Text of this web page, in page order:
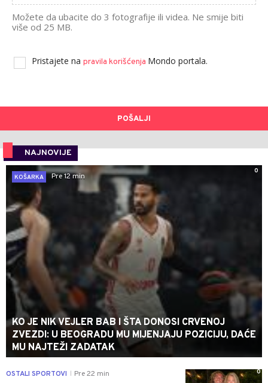
Možete da ubacite do 3 fotografije ili videa. Ne smije biti
više od 25 MB.
Pristajete na pravila korišćenja Mondo portala.
POŠALJI
NAJNOVIJE
0
KOŠARKA
Pre 12 min
KO JE NIK VEJLER BAB I ŠTA DONOSI CRVENOJ
ZVEZDI: U BEOGRADU MU MIJENJAJU POZICIJU, DAĆE
MU NAJTEŽI ZADATAK
0
OSTALI SPORTOVI Pre 22 min